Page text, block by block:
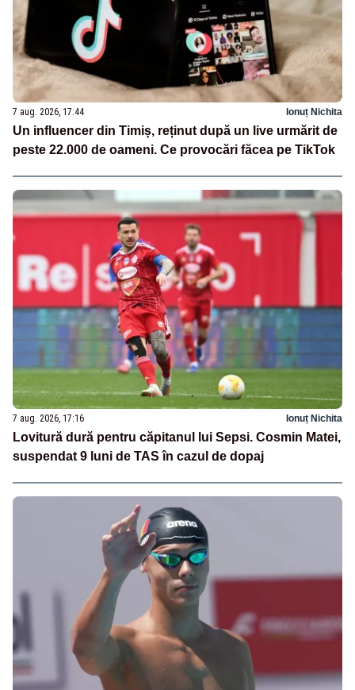
7 aug. 2026, 17:44 Ionuț Nichita
Un influencer din Timiș, reținut după un live urmărit de
peste 22.000 de oameni. Ce provocări făcea pe TikTok
7 aug. 2026, 17:16 Ionuț Nichita
Lovitură dură pentru căpitanul lui Sepsi. Cosmin Matei,
suspendat 9 luni de TAS în cazul de dopaj